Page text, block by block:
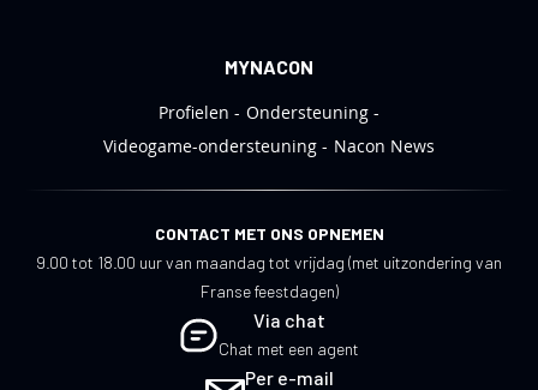
MYNACON
Profielen
Ondersteuning
Videogame-ondersteuning
Nacon News
CONTACT MET ONS OPNEMEN
9.00 tot 18.00 uur van maandag tot vrijdag (met uitzondering van
Franse feestdagen)
Via chat
Chat met een agent
Per e-mail